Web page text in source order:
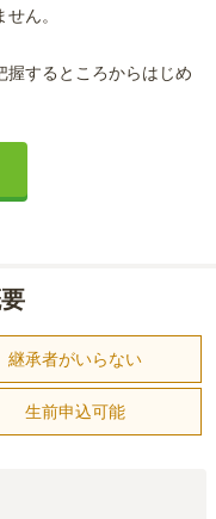
ん。
握するところからはじめ
継承者がいらない
生前申込可能